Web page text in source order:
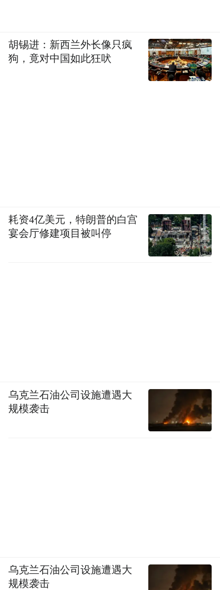
胡锡进：新西兰外长像只疯
狗，竟对中国如此狂吠
耗资4亿美元，特朗普的白宫
宴会厅修建项目被叫停
乌克兰石油公司设施遭遇大
规模袭击
乌克兰石油公司设施遭遇大
规模袭击